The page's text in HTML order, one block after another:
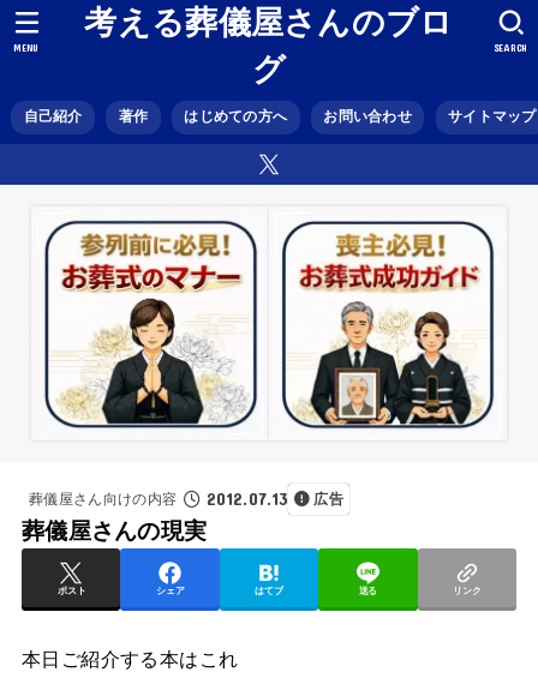
考える葬儀屋さんのブロ
グ
自己紹介 著作 はじめての方へ お問い合わせ サイトマップ
SEARCH
MENU
葬儀屋さん向けの内容 2012.07.13 広告
葬儀屋さんの現実
ポスト シェア はてブ 送る リンク
本日ご紹介する本はこれ